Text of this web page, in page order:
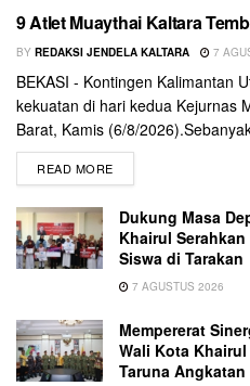
9 Atlet Muaythai Kaltara
BY REDAKSI JENDELA KALTARA 7
BEKASI - Kontingen Kalimantan
kekuatan di hari kedua Kejurnas
Barat, Kamis (6/8/
READ MORE
Dukung Masa
Khairul
Siswa di Tarakan
7 AGUSTUS 2026
Mempererat
Wali Kota
Taruna